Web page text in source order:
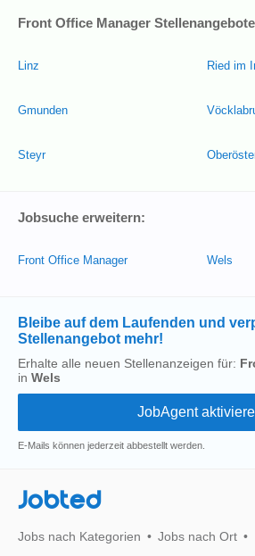
Front Office Manager
Linz
Gmunden
Steyr
Ried im
Jobsuche erweitern:
Front Office Manager Wels
Bleibe auf dem Laufenden und
Stellenangebot mehr!
Erhalte alle neuen Stellenanzeigen für:
in Wels
E-Mails können jederzeit abbestellt werden.
Jobted
Jobs nach Kategorien Jobs nach Ort